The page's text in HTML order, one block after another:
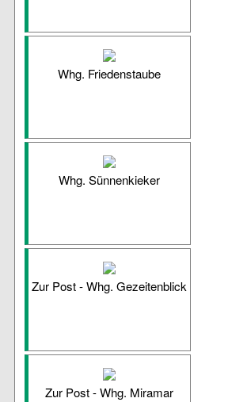
Whg. Friedenstaube
Whg. Sünnenkieker
Zur Post - Whg. Gezeitenblick
Zur Post - Whg. Miramar